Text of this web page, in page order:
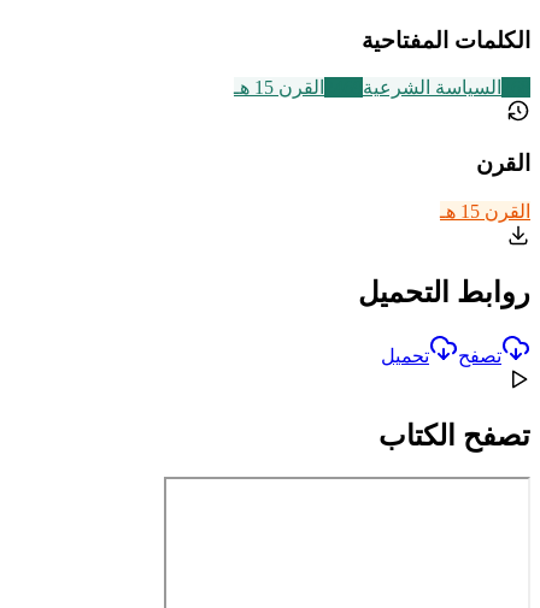
الكلمات المفتاحية
السياسة الشرعية القرن 15 هـ
القرن
القرن 15 هـ
روابط التحميل
تصفح تحميل
تصفح الكتاب